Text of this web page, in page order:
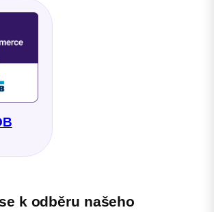
k odběru našeho